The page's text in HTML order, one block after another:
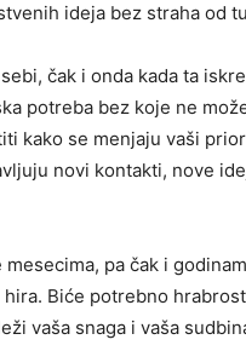
ideja bez straha od
čak i onda kada ta
potreba bez koje ne
kako se menjaju vaši
novi kontakti, nove
pa čak i
Biće potrebno
vaša snaga i vaša